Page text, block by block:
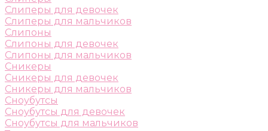
Слиперы для девочек
Слиперы для мальчиков
Слипоны
Слипоны для девочек
Слипоны для мальчиков
Сникеры
Сникеры для девочек
Сникеры для мальчиков
Сноубутсы
Сноубутсы для девочек
Сноубутсы для мальчиков